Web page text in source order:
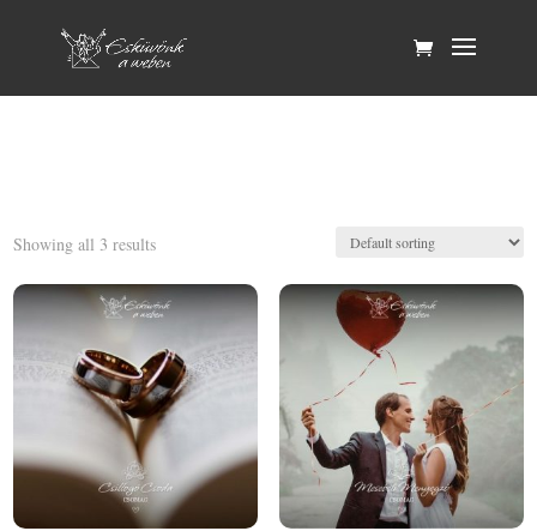
Showing all 3 results